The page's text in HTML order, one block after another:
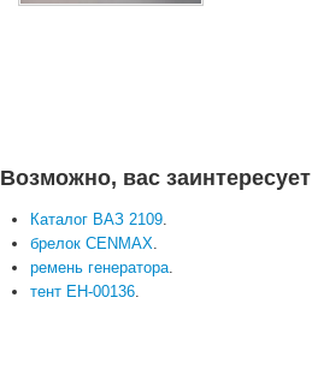
Возможно, вас заинтересует
Каталог ВАЗ 2109.
брелок CENMAX.
ремень генератора.
тент EH-00136.